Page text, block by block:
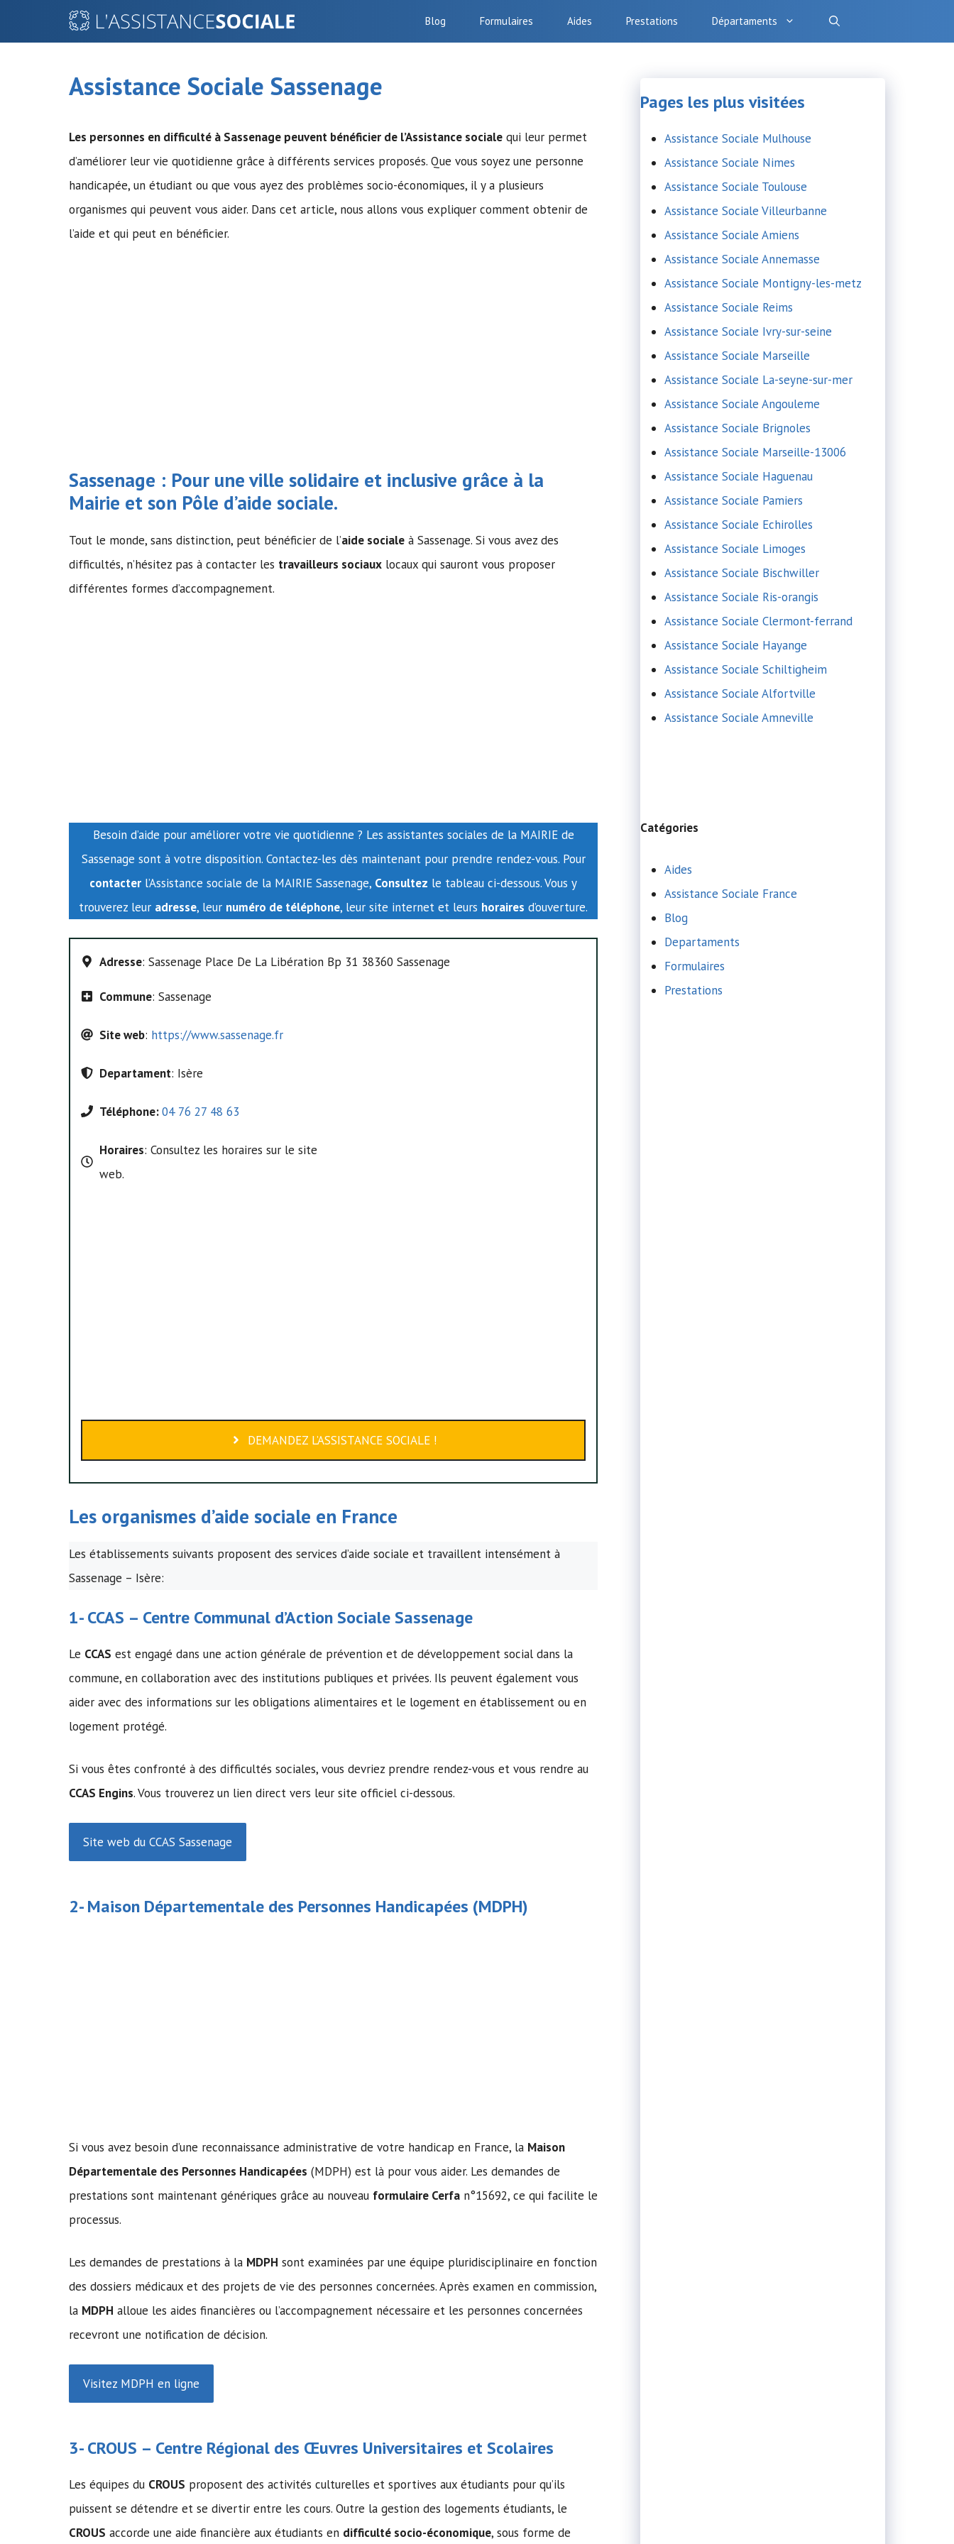
Blog Formulaires Aides Prestations Départaments
Assistance Sociale Sassenage
Les personnes en difficulté à Sassenage peuvent bénéficier de l’Assistance sociale qui leur permet
d’améliorer leur vie quotidienne grâce à différents services proposés. Que vous soyez une personne
handicapée, un étudiant ou que vous ayez des problèmes socio-économiques, il y a plusieurs
organismes qui peuvent vous aider. Dans cet article, nous allons vous expliquer comment obtenir de
l’aide et qui peut en bénéficier.
Sassenage : Pour une ville solidaire et inclusive grâce à la
Mairie et son Pôle d’aide sociale.
Tout le monde, sans distinction, peut bénéficier de l’aide sociale à Sassenage. Si vous avez des
difficultés, n’hésitez pas à contacter les travailleurs sociaux locaux qui sauront vous proposer
différentes formes d’accompagnement.
Besoin d’aide pour améliorer votre vie quotidienne ? Les assistantes sociales de la MAIRIE de
Sassenage sont à votre disposition. Contactez-les dès maintenant pour prendre rendez-vous. Pour
contacter l’Assistance sociale de la MAIRIE Sassenage, Consultez le tableau ci-dessous. Vous y
trouverez leur adresse, leur numéro de téléphone, leur site internet et leurs horaires d’ouverture.
Adresse: Sassenage Place De La Libération Bp 31 38360 Sassenage
Commune: Sassenage
Site web: https://www.sassenage.fr
Departament: Isère
Téléphone:04 76 27 48 63
Horaires: Consultez les horaires sur le site
web.
DEMANDEZ L’ASSISTANCE SOCIALE !
Les organismes d’aide sociale en France
Les établissements suivants proposent des services d’aide sociale et travaillent intensément à
Sassenage – Isère:
1-CCAS – Centre Communal d’Action SocialeSassenage
Le CCAS est engagé dans une action générale de prévention et de développement social dans la
commune, en collaboration avec des institutions publiques et privées. Ils peuvent également vous
aider avec des informations sur les obligations alimentaires et le logement en établissement ou en
logement protégé.
Si vous êtes confronté à des difficultés sociales, vous devriez prendre rendez-vous et vous rendre au
CCAS Engins. Vous trouverez un lien direct vers leur site officiel ci-dessous.
Site web du CCAS Sassenage
2-Maison Départementale des Personnes Handicapées (MDPH)
Si vous avez besoin d’une reconnaissance administrative de votre handicap en France, la Maison
Départementale des Personnes Handicapées (MDPH) est là pour vous aider. Les demandes de
prestations sont maintenant génériques grâce au nouveau formulaire Cerfa n°15692, ce qui facilite le
processus.
Les demandes de prestations à la MDPH sont examinées par une équipe pluridisciplinaire en fonction
des dossiers médicaux et des projets de vie des personnes concernées. Après examen en commission,
la MDPH alloue les aides financières ou l’accompagnement nécessaire et les personnes concernées
recevront une notification de décision.
Visitez MDPH en ligne
3-CROUS – Centre Régional des Œuvres Universitaires et Scolaires
Les équipes du CROUS proposent des activités culturelles et sportives aux étudiants pour qu’ils
puissent se détendre et se divertir entre les cours. Outre la gestion des logements étudiants, le
CROUS accorde une aide financière aux étudiants en difficulté socio-économique, sous forme de
Pages les plus visitées
Assistance Sociale Mulhouse
Assistance Sociale Nimes
Assistance Sociale Toulouse
Assistance Sociale Villeurbanne
Assistance Sociale Amiens
Assistance Sociale Annemasse
Assistance Sociale Montigny-les-metz
Assistance Sociale Reims
Assistance Sociale Ivry-sur-seine
Assistance Sociale Marseille
Assistance Sociale La-seyne-sur-mer
Assistance Sociale Angouleme
Assistance Sociale Brignoles
Assistance Sociale Marseille-13006
Assistance Sociale Haguenau
Assistance Sociale Pamiers
Assistance Sociale Echirolles
Assistance Sociale Limoges
Assistance Sociale Bischwiller
Assistance Sociale Ris-orangis
Assistance Sociale Clermont-ferrand
Assistance Sociale Hayange
Assistance Sociale Schiltigheim
Assistance Sociale Alfortville
Assistance Sociale Amneville
Catégories
Aides
Assistance Sociale France
Blog
Departaments
Formulaires
Prestations